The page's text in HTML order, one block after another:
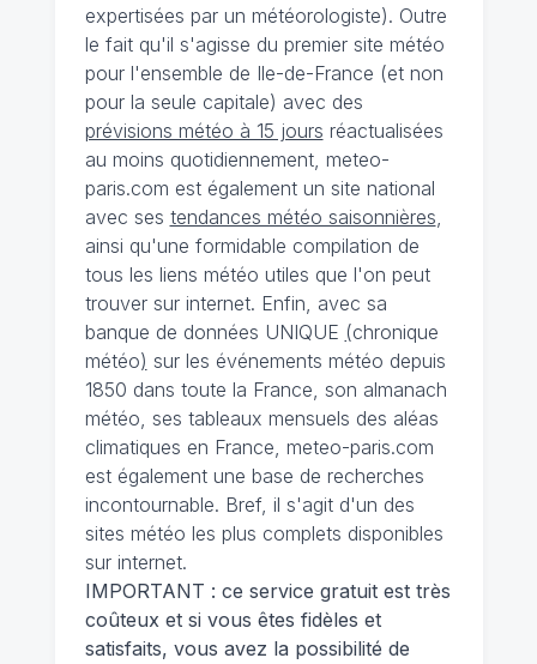
expertisées par un météorologiste). Outre
le fait qu'il s'agisse du premier site météo
pour l'ensemble de Ile-de-France (et non
pour la seule capitale) avec des
prévisions météo à 15 jours réactualisées
au moins quotidiennement, meteo-
paris.com est également un site national
avec ses tendances météo saisonnières,
ainsi qu'une formidable compilation de
tous les liens météo utiles que l'on peut
trouver sur internet. Enfin, avec sa
banque de données UNIQUE (chronique
météo) sur les événements météo depuis
1850 dans toute la France, son almanach
météo, ses tableaux mensuels des aléas
climatiques en France, meteo-paris.com
est également une base de recherches
incontournable. Bref, il s'agit d'un des
sites météo les plus complets disponibles
sur internet.
IMPORTANT : ce service gratuit est très
coûteux et si vous êtes fidèles et
satisfaits, vous avez la possibilité de